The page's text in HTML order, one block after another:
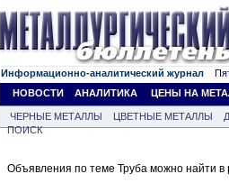
Информационно-аналитический журнал
НОВОСТИ
АНАЛИТИКА ЦЕНЫ НА
ЧЕРНЫЕ МЕТАЛЛЫ ЦВЕТНЫЕ МЕТАЛЛЫ
ПОИСК
Объявления по теме Труба можно найти в